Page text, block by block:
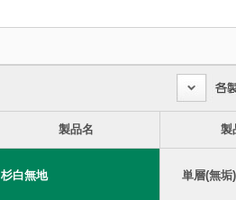
製品名 製
杉白無地 単層(無垢